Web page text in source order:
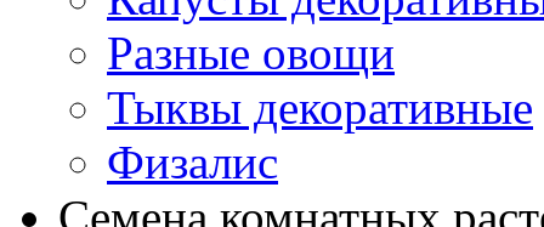
Разные овощи
Тыквы декоративные
Физалис